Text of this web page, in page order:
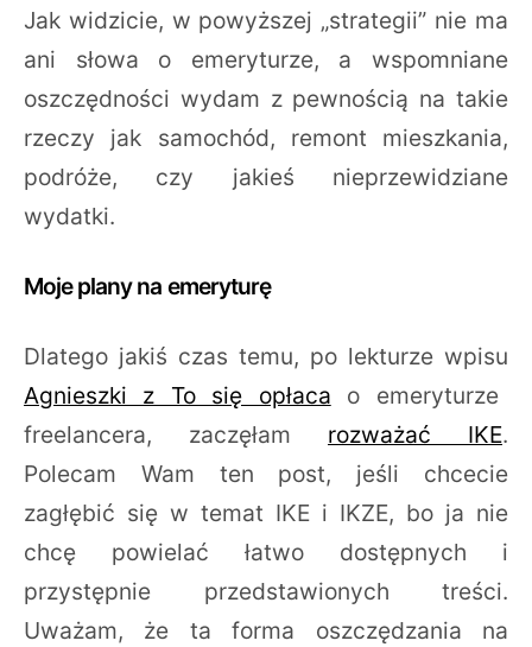
Jak widzicie, w powyższej „strategii” nie ma
ani słowa o emeryturze, a wspomniane
oszczędności wydam z pewnością na takie
rzeczy jak samochód, remont mieszkania,
podróże, czy jakieś nieprzewidziane
wydatki.
Moje plany na emeryturę
Dlatego jakiś czas temu, po lekturze wpisu
Agnieszki z To się opłaca o emeryturze
freelancera, zaczęłam rozważać IKE.
Polecam Wam ten post, jeśli chcecie
zagłębić się w temat IKE i IKZE, bo ja nie
chcę powielać łatwo dostępnych i
przystępnie przedstawionych treści.
Uważam, że ta forma oszczędzania na